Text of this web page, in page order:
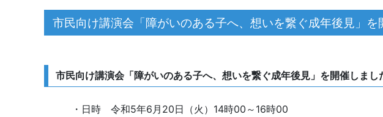
市民向け講演会「障がいのある子へ、想いを繋ぐ成年後見」
市民向け講演会「障がいのある子へ、想いを繋ぐ成年後見」を開催しまし
・日時 令和5年6月20日（火）14時00～16時00